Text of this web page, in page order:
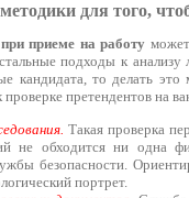
для того,
приеме на работу
подходы к
кандидата, то делать
претендентов на
Такая проверка
не обходится ни одна
безопасности.
портрет.